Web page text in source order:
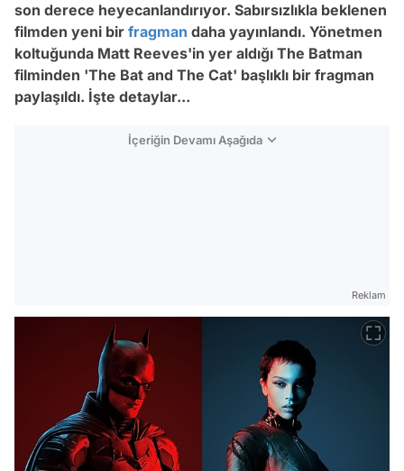
son derece heyecanlandırıyor. Sabırsızlıkla beklenen
filmden yeni bir fragman daha yayınlandı. Yönetmen
koltuğunda Matt Reeves'in yer aldığı The Batman
filminden 'The Bat and The Cat' başlıklı bir fragman
paylaşıldı. İşte detaylar...
İçeriğin Devamı Aşağıda
Reklam